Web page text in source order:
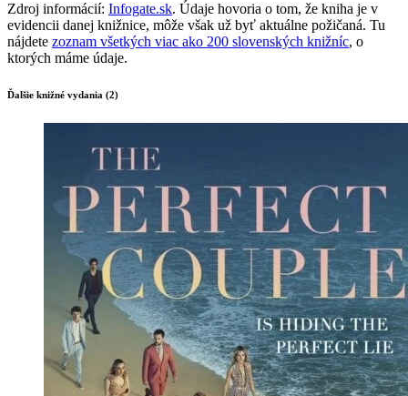
Zdroj informácií: Infogate.sk. Údaje hovoria o tom, že kniha je v
evidencii danej knižnice, môže však už byť aktuálne požičaná. Tu
nájdete zoznam všetkých viac ako 200 slovenských knižníc, o
ktorých máme údaje.
Ďalšie knižné vydania (2)